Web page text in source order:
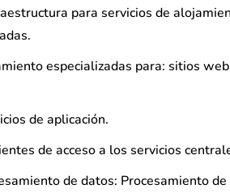
para servicios de
especializadas para: sitios
de aplicación.
de acceso a los servicios
de datos: Procesamiento